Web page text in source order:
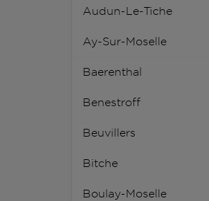
Audun-Le-Tiche
Ay-Sur-Moselle
Baerenthal
Benestroff
Beuvillers
Bitche
Boulay-Moselle